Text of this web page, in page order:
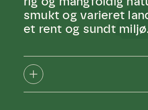
smukt og varieret
et rent og sundt